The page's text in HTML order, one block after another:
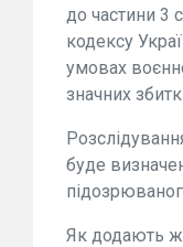
до частини 3
кодексу
умовах
значних
буде
Як додають